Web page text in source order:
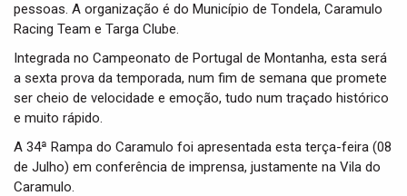
pessoas. A organização é do Município de Tondela, Caramulo
Racing Team e Targa Clube.
Integrada no Campeonato de Portugal de Montanha, esta será
a sexta prova da temporada, num fim de semana que promete
ser cheio de velocidade e emoção, tudo num traçado histórico
e muito rápido.
A 34ª Rampa do Caramulo foi apresentada esta terça-feira (08
de Julho) em conferência de imprensa, justamente na Vila do
Caramulo.